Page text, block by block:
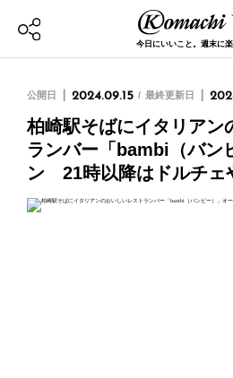
今日にいいこと。週末に楽
公開日 2024.09.15 最終更新日
柏崎駅そばにイタリアン
ランバー「bambi（バン
ン 21時以降はドルチェ